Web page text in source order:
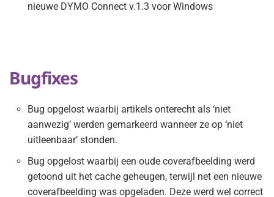
nieuwe DYMO Connect v.1.3 voor Windows
Bugfixes
Bug opgelost waarbij artikels onterecht als ‘niet
aanwezig’ werden gemarkeerd wanneer ze op ‘niet
uitleenbaar’ stonden.
Bug opgelost waarbij een oude coverafbeelding werd
getoond uit het cache geheugen, terwijl net een nieuwe
coverafbeelding was opgeladen. Deze werd wel correct